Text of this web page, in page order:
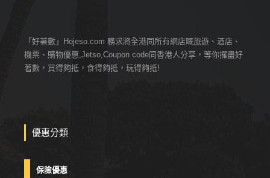
「好著數」Hojeso.com 務求將全港同所有網店嘅旅遊、酒店、
機票、購物優惠,Jetso,Coupon code同香港人分享，等你攞盡好
著數，買得夠抵，食得夠抵，玩得夠抵!
優惠分類
保險優惠